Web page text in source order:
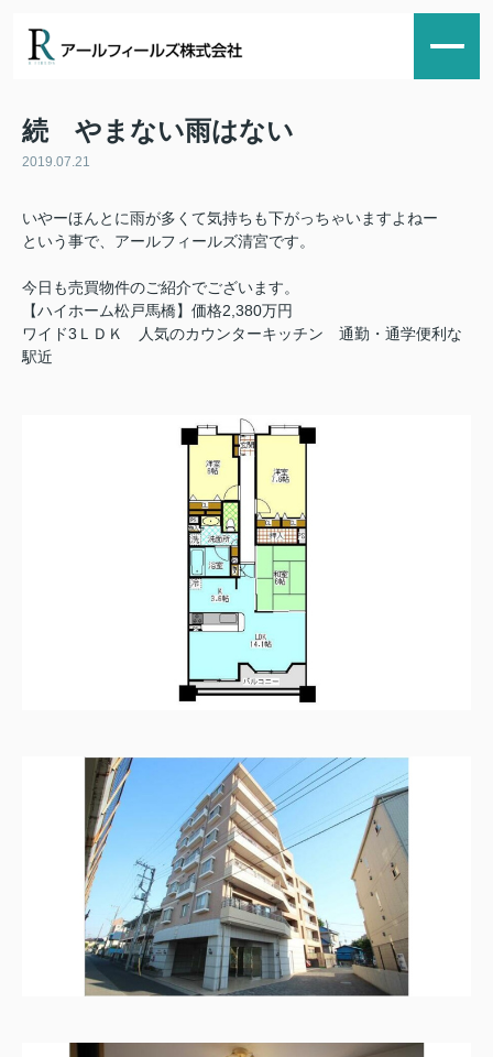
続 やまない雨はない
2019.07.21
いやーほんとに雨が多くて気持ちも下がっちゃいますよねー
という事で、アールフィールズ清宮です。
今日も売買物件のご紹介でございます。
【ハイホーム松戸馬橋】価格2,380万円
ワイド3ＬＤＫ 人気のカウンターキッチン 通勤・通学便利な
駅近